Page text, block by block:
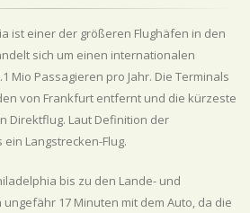
ist einer der größeren Flughäfen in den
sich um einen internationalen
Mio Passagieren pro Jahr. Die Terminals
von Frankfurt entfernt und die kürzeste
Direktflug. Laut Definition der
Langstrecken-Flug.
bis zu den Lande- und
17 Minuten mit dem Auto, da die